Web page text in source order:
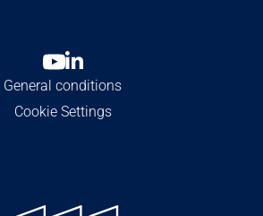
General conditions
Cookie Settings